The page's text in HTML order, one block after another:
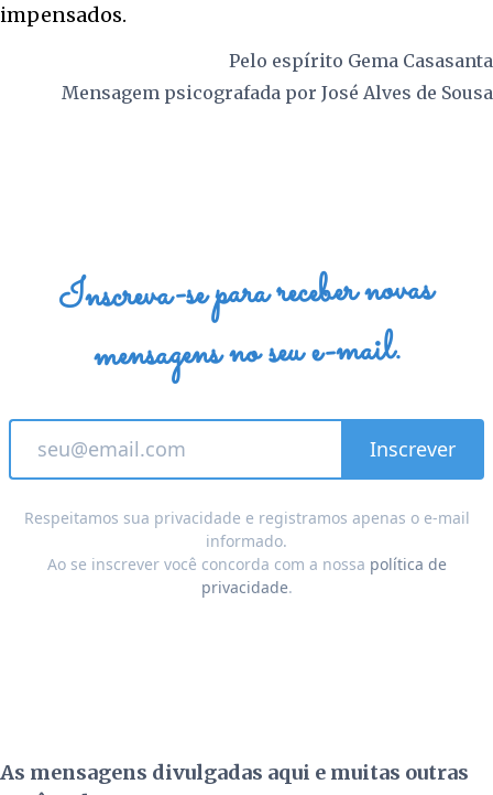
impensados.
Pelo espírito Gema Casasanta
Mensagem psicografada por José Alves de Sousa
Inscreva-se para receber novas
mensagens no seu e-mail.
Respeitamos sua privacidade e registramos apenas o e-mail
informado.
Ao se inscrever você concorda com a nossa política de
privacidade.
As mensagens divulgadas aqui e muitas outras